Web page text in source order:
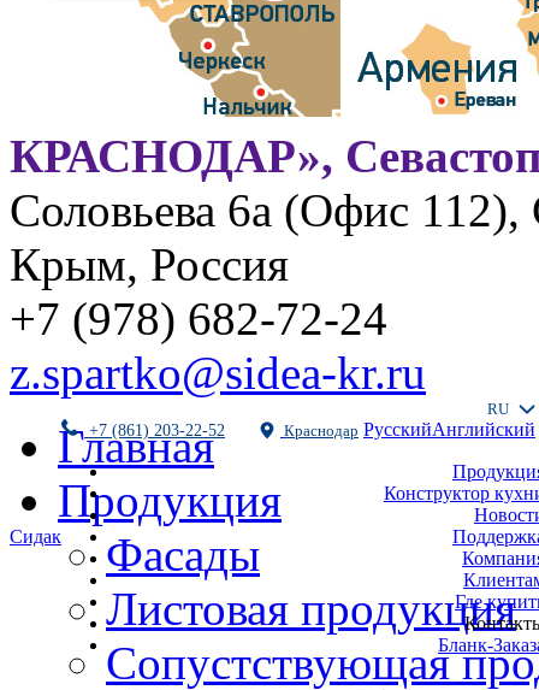
КРАСНОДАР»,
Соловьева 6а (Офис 112),
Крым, Россия
+7 (978) 682-72-24
z.spartko@sidea-kr.ru
Сидак
+7 (861) 203-22-52 Краснодар
RU
РусскийАнглийский
Конструктор
Где
Бланк-
Главная
Продукция
Фасады
Листовая продукция
Сопустствующая